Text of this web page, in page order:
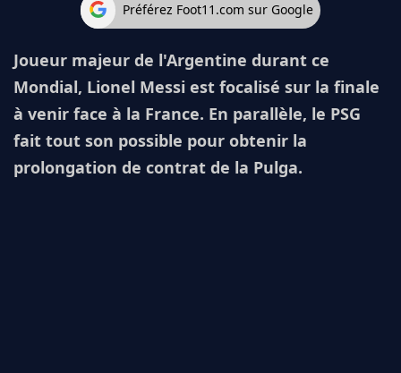
Préférez Foot11.com sur Google
Joueur majeur de l'Argentine durant ce
Mondial, Lionel Messi est focalisé sur la finale
à venir face à la France. En parallèle, le PSG
fait tout son possible pour obtenir la
prolongation de contrat de la Pulga.